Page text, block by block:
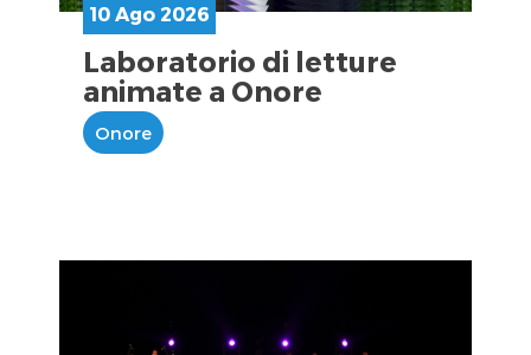
10 Ago 2026
Laboratorio di letture
animate a Onore
Onore